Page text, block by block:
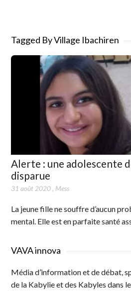
Tagged By Village Ibachiren
Alerte : une adolescente
disparue
31 août 2020, Mess
La jeune fille ne souffre d’aucun
mental. Elle est en parfaite santé
VAVA innova
Média d’information et de débat,
de la Kabylie et des Kabyles dans